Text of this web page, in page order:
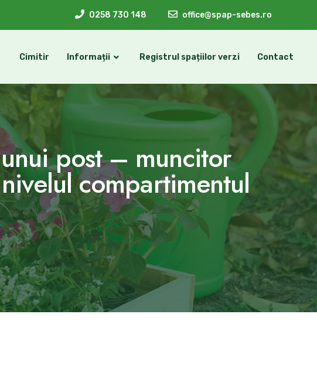
0258 730 148 office@spap-sebes.ro
Cimitir Informații Registrul spațiilor verzi Contact
post – muncitor
compartimentul